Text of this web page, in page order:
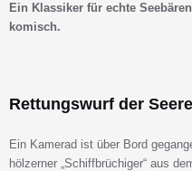
Ein Klassiker für echte
komisch.
Rettungswurf der
Ein Kamerad ist über Bord
hölzerner „Schiffbrüchiger“ aus